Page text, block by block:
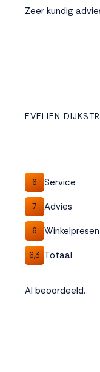
Zeer kundig
EVELIEN
6 Service
7 Advies
6
6,3 Totaal
Al beoordeeld.